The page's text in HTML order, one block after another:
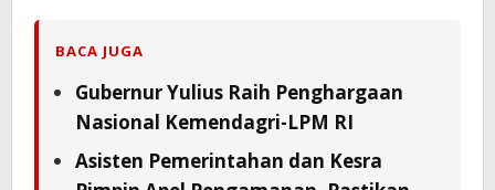
BACA JUGA
Gubernur Yulius Raih Penghargaan
Nasional Kemendagri-LPM RI
Asisten Pemerintahan dan Kesra